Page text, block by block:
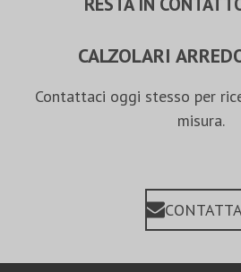
CALZOLARI
Contattaci oggi stesso per
misura.